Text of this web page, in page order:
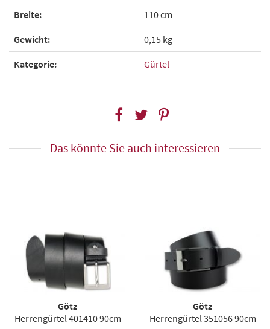
Breite: 110 cm
Gewicht: 0,15 kg
Kategorie: Gürtel
Das könnte Sie auch interessieren
Götz
Herrengürtel 401410 90cm
Götz
Herrengürtel 351056 90cm